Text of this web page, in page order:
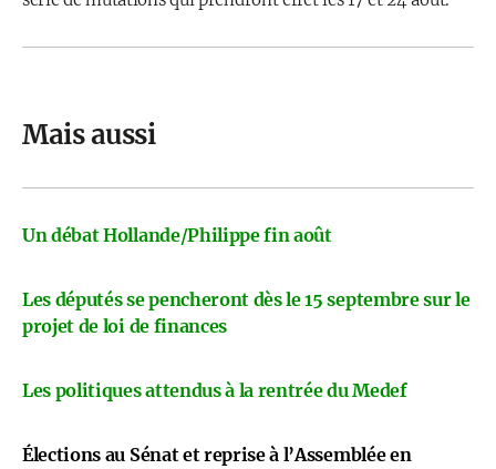
Mais aussi
Un débat Hollande/Philippe fin août
Les députés se pencheront dès le 15 septembre sur le
projet de loi de finances
Les politiques attendus à la rentrée du Medef
Élections au Sénat et reprise à l’Assemblée en